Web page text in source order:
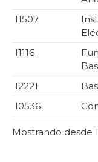
I1507
I1116
I2221
I0536
Mostrando desde